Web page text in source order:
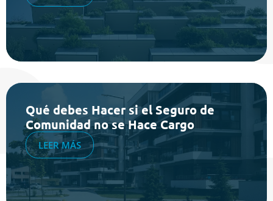
Qué debes Hacer si el Seguro de
Comunidad no se Hace Cargo
LEER MÁS